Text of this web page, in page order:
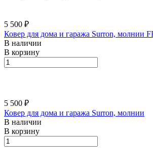
5 500 ₽
Ковер для дома и гаража Surron, молнии
В наличии
В корзину
5 500 ₽
Ковер для дома и гаража Surron, молнии
В наличии
В корзину